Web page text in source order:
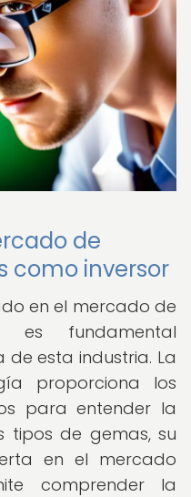
de
como inversor
en el mercado de
es fundamental
esta industria. La
proporciona los
para entender la
tipos de gemas, su
en el mercado
comprender la